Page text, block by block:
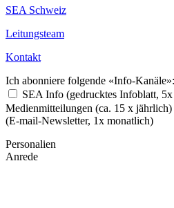
SEA Schweiz
Leitungsteam
Kontakt
Ich abonniere folgende «Info-Kanäle»:
SEA Info (gedrucktes Infoblatt,
Medienmitteilungen (ca. 15 x jährlich)
(E-mail-Newsletter, 1x monatlich)
Personalien
Anrede